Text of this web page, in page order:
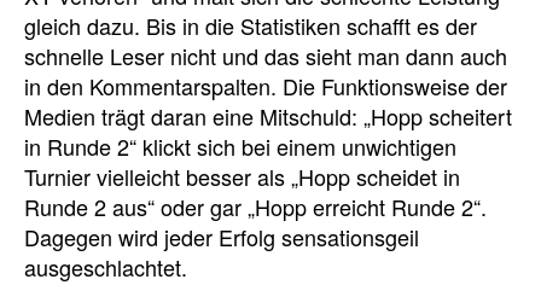
gleich dazu. Bis in die Statistiken schafft es der
schnelle Leser nicht und das sieht man dann auch
in den Kommentarspalten. Die Funktionsweise der
Medien trägt daran eine Mitschuld: „Hopp scheitert
in Runde 2“ klickt sich bei einem unwichtigen
Turnier vielleicht besser als „Hopp scheidet in
Runde 2 aus“ oder gar „Hopp erreicht Runde 2“.
Dagegen wird jeder Erfolg sensationsgeil
ausgeschlachtet.